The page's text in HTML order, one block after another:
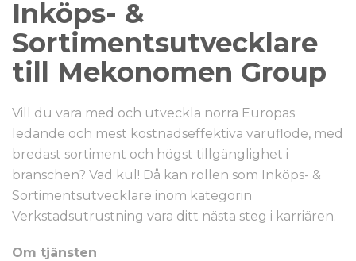
Inköps- &
Sortimentsutvecklare
till Mekonomen Group
Vill du vara med och utveckla norra Europas
ledande och mest kostnadseffektiva varuflöde, med
bredast sortiment och högst tillgänglighet i
branschen? Vad kul! Då kan rollen som Inköps- &
Sortimentsutvecklare inom kategorin
Verkstadsutrustning vara ditt nästa steg i karriären.
Om tjänsten